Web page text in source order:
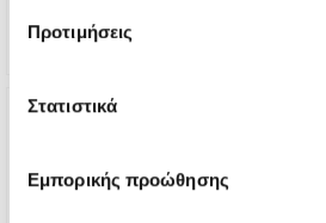
Προτιμήσεις
Στατιστικά
Εμπορικής προώθησης
Εγγύηση